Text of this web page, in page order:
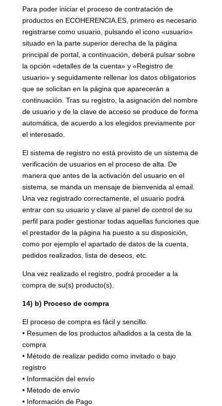
Para poder iniciar el proceso de contratación de
productos en ECOHERENCIA.ES, primero es necesario
registrarse como usuario, pulsando el icono «usuario»
situado en la parte superior derecha de la página
principal de portal, a continuación, deberá pulsar sobre
la opción «detalles de la cuenta» y «Registro de
usuario» y seguidamente rellenar los datos obligatorios
que se solicitan en la página que aparecerán a
continuación. Tras su registro, la asignación del nombre
de usuario y de la clave de acceso se produce de forma
automática, de acuerdo a los elegidos previamente por
el interesado.
El sistema de registro no está provisto de un sistema de
verificación de usuarios en el proceso de alta. De
manera que antes de la activación del usuario en el
sistema, se manda un mensaje de bienvenida al email.
Una vez registrado correctamente, el usuario podrá
entrar con su usuario y clave al panel de control de su
perfil para poder gestionar todas aquellas funciones que
el prestador de la página ha puesto a su disposición,
como por ejemplo el apartado de datos de la cuenta,
pedidos realizados, lista de deseos, etc.
Una vez realizado el registro, podrá proceder a la
compra de su(s) producto(s).
14) b) Proceso de compra
El proceso de compra es fácil y sencillo.
• Resumen de los productos añadidos a la cesta de la
compra
• Método de realizar pedido como invitado o bajo
registro
• Información del envío
• Método de envío
• Información de Pago